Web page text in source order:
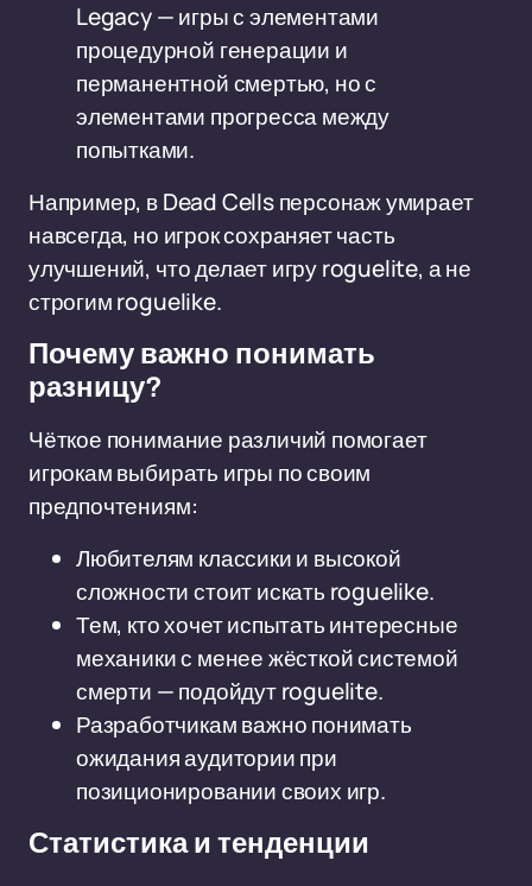
Legacy — игры с элементами
процедурной генерации и
перманентной смертью, но с
элементами прогресса между
попытками.
Например, в Dead Cells персонаж умирает
навсегда, но игрок сохраняет часть
улучшений, что делает игру roguelite, а не
строгим roguelike.
Почему важно понимать
разницу?
Чёткое понимание различий помогает
игрокам выбирать игры по своим
предпочтениям:
Любителям классики и высокой
сложности стоит искать roguelike.
Тем, кто хочет испытать интересные
механики с менее жёсткой системой
смерти — подойдут roguelite.
Разработчикам важно понимать
ожидания аудитории при
позиционировании своих игр.
Статистика и тенденции